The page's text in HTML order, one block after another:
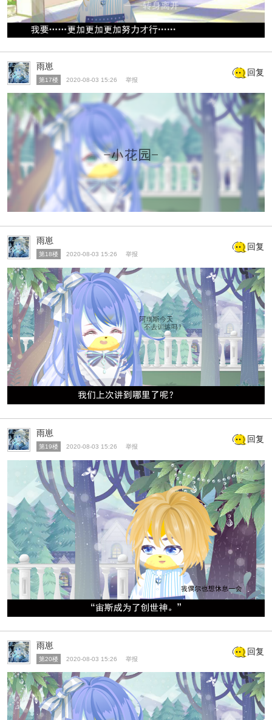
雨崽
第17楼 2020-08-03 15:26 举报
回复
雨崽
第18楼 2020-08-03 15:26 举报
回复
雨崽
第19楼 2020-08-03 15:26 举报
回复
雨崽
第20楼 2020-08-03 15:26 举报
回复